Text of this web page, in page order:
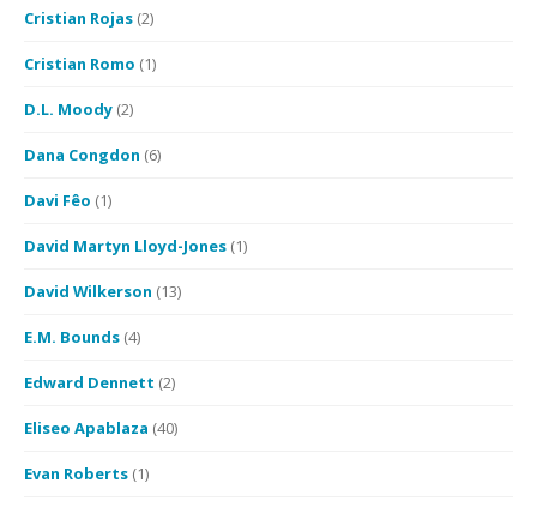
Cristian Rojas (2)
Cristian Romo (1)
D.L. Moody (2)
Dana Congdon (6)
Davi Fêo (1)
David Martyn Lloyd-Jones (1)
David Wilkerson (13)
E.M. Bounds (4)
Edward Dennett (2)
Eliseo Apablaza (40)
Evan Roberts (1)